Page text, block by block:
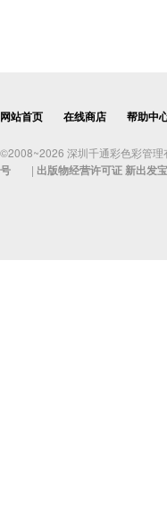
网站首页 在线商店 帮助中
©2008~2026 深圳千通彩色彩管理
号
| 出版物经营许可证 新出发